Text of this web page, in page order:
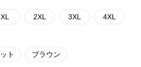
XL 2XL 3XL 4XL
ト ブラウン